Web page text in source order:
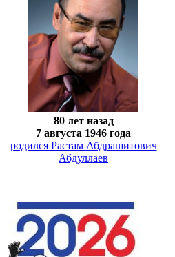
80 лет назад
7 августа 1946 года
родился Растам Абдрашитович
Абдуллаев